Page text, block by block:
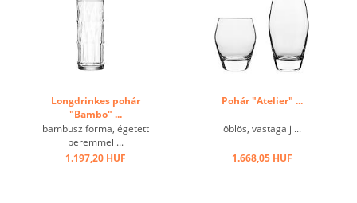
Longdrinkes pohár
"Bambo" ...
bambusz forma, égetett
peremmel ...
1.197,20 HUF
Pohár "Atelier" ...
öblös, vastagalj ...
1.668,05 HUF